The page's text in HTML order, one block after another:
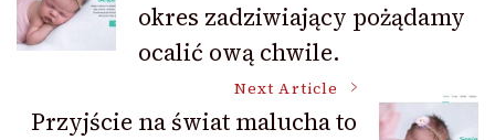
Navigationokres zadziwiający pożądamy
ocalić ową chwile.
Next Article
Przyjście na świat malucha to